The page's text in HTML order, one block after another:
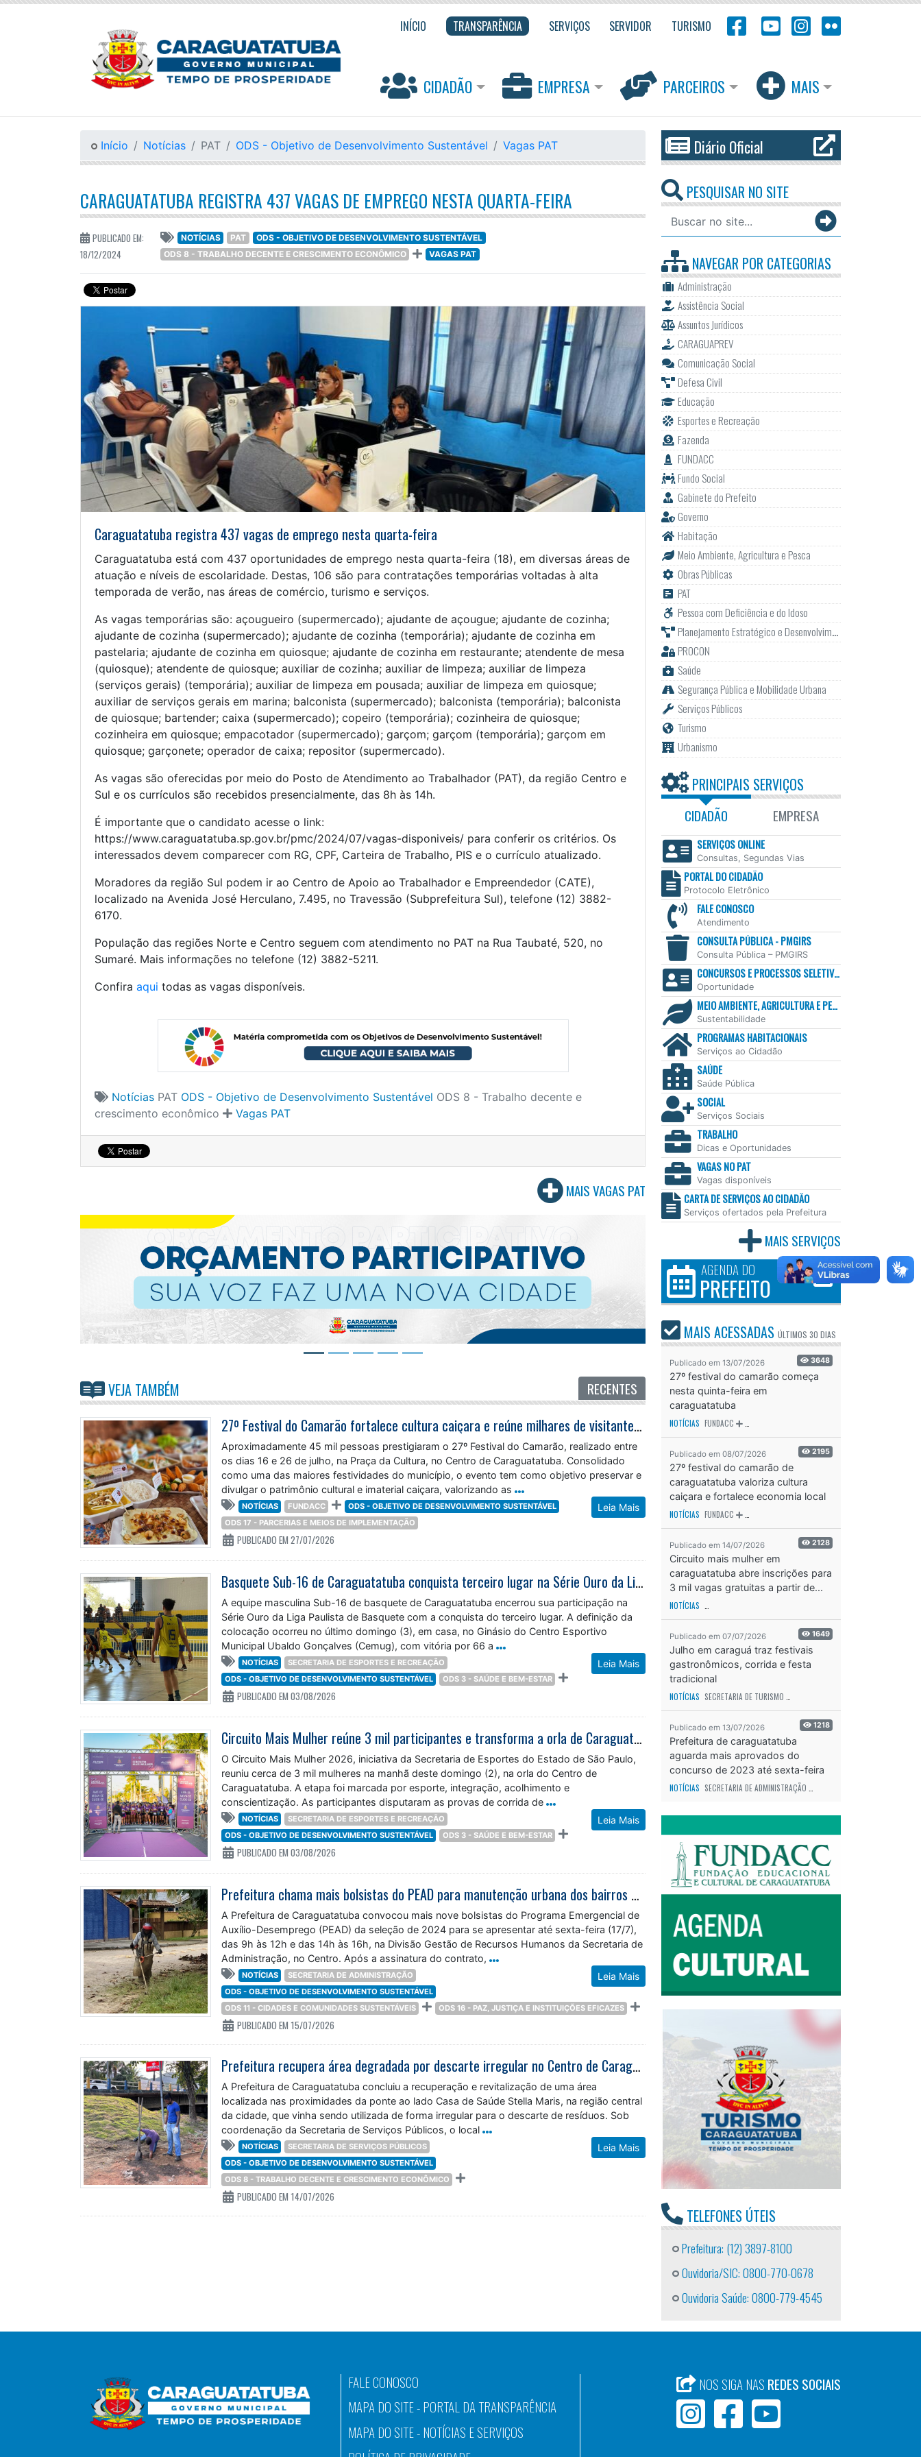
INÍCIO TRANSPARÊNCIA SERVIÇOS SERVIDOR TURISMO
CIDADÃO EMPRESA PARCEIROS MAIS
Início Notícias PAT ODS - Objetivo de Desenvolvimento Sustentável Vagas PAT
CARAGUATATUBA REGISTRA 437 VAGAS DE EMPREGO NESTA QUARTA-FEIRA
PUBLICADO EM:
18/12/2024
NOTÍCIAS PAT
ODS - OBJETIVO DE DESENVOLVIMENTO SUSTENTÁVEL
ODS 8 - TRABALHO DECENTE E CRESCIMENTO ECONÔMICO
VAGAS PAT
Caraguatatuba registra 437 vagas de emprego nesta quarta-feira
Caraguatatuba está com 437 oportunidades de emprego nesta quarta-feira (18), em diversas áreas de
atuação e níveis de escolaridade. Destas, 106 são para contratações temporárias voltadas à alta
temporada de verão, nas áreas de comércio, turismo e serviços.
As vagas temporárias são: açougueiro (supermercado); ajudante de açougue; ajudante de cozinha;
ajudante de cozinha (supermercado); ajudante de cozinha (temporária); ajudante de cozinha em
pastelaria; ajudante de cozinha em quiosque; ajudante de cozinha em restaurante; atendente de mesa
(quiosque); atendente de quiosque; auxiliar de cozinha; auxiliar de limpeza; auxiliar de limpeza
(serviços gerais) (temporária); auxiliar de limpeza em pousada; auxiliar de limpeza em quiosque;
auxiliar de serviços gerais em marina; balconista (supermercado); balconista (temporária); balconista
de quiosque; bartender; caixa (supermercado); copeiro (temporária); cozinheira de quiosque;
cozinheira em quiosque; empacotador (supermercado); garçom; garçom (temporária); garçom em
quiosque; garçonete; operador de caixa; repositor (supermercado).
As vagas são oferecidas por meio do Posto de Atendimento ao Trabalhador (PAT), da região Centro e
Sul e os currículos são recebidos presencialmente, das 8h às 14h.
É importante que o candidato acesse o link:
https://www.caraguatatuba.sp.gov.br/pmc/2024/07/vagas-disponiveis/ para conferir os critérios. Os
interessados devem comparecer com RG, CPF, Carteira de Trabalho, PIS e o currículo atualizado.
Moradores da região Sul podem ir ao Centro de Apoio ao Trabalhador e Empreendedor (CATE),
localizado na Avenida José Herculano, 7.495, no Travessão (Subprefeitura Sul), telefone (12) 3882-
6170.
População das regiões Norte e Centro seguem com atendimento no PAT na Rua Taubaté, 520, no
Sumaré. Mais informações no telefone (12) 3882-5211.
Confira aqui todas as vagas disponíveis.
Notícias PAT ODS - Objetivo de Desenvolvimento Sustentável ODS 8 - Trabalho decente e
crescimento econômico
Vagas PAT
MAIS VAGAS PAT
VEJA TAMBÉM RECENTES
27º Festival do Camarão fortalece cultura caiçara e reúne milhares de visitantes em Caraguatatuba
Aproximadamente 45 mil pessoas prestigiaram o 27º Festival do Camarão, realizado entre
os dias 16 e 26 de julho, na Praça da Cultura, no Centro de Caraguatatuba. Consolidado
como uma das maiores festividades do município, o evento tem como objetivo preservar e
divulgar o patrimônio cultural e imaterial caiçara, valorizando as
Leia Mais
NOTÍCIAS FUNDACC
ODS - OBJETIVO DE DESENVOLVIMENTO SUSTENTÁVEL
ODS 17 - PARCERIAS E MEIOS DE IMPLEMENTAÇÃO
PUBLICADO EM 27/07/2026
Basquete Sub-16 de Caraguatatuba conquista terceiro lugar na Série Ouro da Liga Paulista
A equipe masculina Sub-16 de basquete de Caraguatatuba encerrou sua participação na
Série Ouro da Liga Paulista de Basquete com a conquista do terceiro lugar. A definição da
colocação ocorreu no último domingo (3), em casa, no Ginásio do Centro Esportivo
Municipal Ubaldo Gonçalves (Cemug), com vitória por 66 a
Leia Mais
NOTÍCIAS
SECRETARIA DE ESPORTES E RECREAÇÃO
ODS - OBJETIVO DE DESENVOLVIMENTO SUSTENTÁVEL
ODS 3 - SAÚDE E BEM-ESTAR
PUBLICADO EM 03/08/2026
Circuito Mais Mulher reúne 3 mil participantes e transforma a orla de Caraguatatuba em um grande movimento de valorização da mulher
O Circuito Mais Mulher 2026, iniciativa da Secretaria de Esportes do Estado de São Paulo,
reuniu cerca de 3 mil mulheres na manhã deste domingo (2), na orla do Centro de
Caraguatatuba. A etapa foi marcada por esporte, integração, acolhimento e
conscientização. As participantes disputaram as provas de corrida de
Leia Mais
NOTÍCIAS
SECRETARIA DE ESPORTES E RECREAÇÃO
ODS - OBJETIVO DE DESENVOLVIMENTO SUSTENTÁVEL
ODS 3 - SAÚDE E BEM-ESTAR
PUBLICADO EM 03/08/2026
Prefeitura chama mais bolsistas do PEAD para manutenção urbana dos bairros de Caraguatatuba
A Prefeitura de Caraguatatuba convocou mais nove bolsistas do Programa Emergencial de
Auxílio-Desemprego (PEAD) da seleção de 2024 para se apresentar até sexta-feira (17/7),
das 9h às 12h e das 14h às 16h, na Divisão Gestão de Recursos Humanos da Secretaria de
Administração, no Centro. Após a assinatura do contrato,
Leia Mais
NOTÍCIAS
SECRETARIA DE ADMINISTRAÇÃO
ODS - OBJETIVO DE DESENVOLVIMENTO SUSTENTÁVEL
ODS 11 - CIDADES E COMUNIDADES SUSTENTÁVEIS
ODS 16 - PAZ, JUSTIÇA E INSTITUIÇÕES EFICAZES
PUBLICADO EM 15/07/2026
Prefeitura recupera área degradada por descarte irregular no Centro de Caraguatatuba
A Prefeitura de Caraguatatuba concluiu a recuperação e revitalização de uma área
localizada nas proximidades da ponte ao lado Casa de Saúde Stella Maris, na região central
da cidade, que vinha sendo utilizada de forma irregular para o descarte de resíduos. Sob
coordenação da Secretaria de Serviços Públicos, o local
Leia Mais
NOTÍCIAS
SECRETARIA DE SERVIÇOS PÚBLICOS
ODS - OBJETIVO DE DESENVOLVIMENTO SUSTENTÁVEL
ODS 8 - TRABALHO DECENTE E CRESCIMENTO ECONÔMICO
PUBLICADO EM 14/07/2026
Diário Oficial
PESQUISAR NO SITE
NAVEGAR PORCATEGORIAS
Administração
Assistência Social
Assuntos Jurídicos
CARAGUAPREV
Comunicação Social
Defesa Civil
Educação
Esportes e Recreação
Fazenda
FUNDACC
Fundo Social
Gabinete do Prefeito
Governo
Habitação
Meio Ambiente, Agricultura e Pesca
Obras Públicas
PAT
Pessoa com Deficiência e do Idoso
Planejamento Estratégico e Desenvolvimento
PROCON
Saúde
Segurança Pública e Mobilidade Urbana
Serviços Públicos
Turismo
Urbanismo
PRINCIPAIS SERVIÇOS
CIDADÃO EMPRESA
SERVIÇOS ONLINE
Consultas, Segundas Vias
PORTAL DO CIDADÃO
Protocolo Eletrônico
FALE CONOSCO
Atendimento
CONSULTA PÚBLICA - PMGIRS
Consulta Pública – PMGIRS
CONCURSOS E PROCESSOS SELETIVOS
Oportunidade
MEIO AMBIENTE, AGRICULTURA E PESCA
Sustentabilidade
PROGRAMAS HABITACIONAIS
Serviços ao Cidadão
SAÚDE
Saúde Pública
SOCIAL
Serviços Sociais
TRABALHO
Dicas e Oportunidades
VAGAS NO PAT
Vagas disponíveis
CARTA DE SERVIÇOS AO CIDADÃO
Serviços ofertados pela Prefeitura
MAIS SERVIÇOS
AGENDA DO
PREFEITO
MAIS ACESSADAS ÚLTIMOS 30 DIAS
Publicado em 13/07/2026 3648
27º festival do camarão começa
nesta quinta-feira em
caraguatatuba
NOTÍCIAS FUNDACC
Publicado em 08/07/2026 2195
27º festival do camarão de
caraguatatuba valoriza cultura
caiçara e fortalece economia local
NOTÍCIAS FUNDACC
Publicado em 14/07/2026 2128
Circuito mais mulher em
caraguatatuba abre inscrições para
3 mil vagas gratuitas a partir de...
NOTÍCIAS
Publicado em 07/07/2026 1649
Julho em caraguá traz festivais
gastronômicos, corrida e festa
tradicional
NOTÍCIAS SECRETARIA DE TURISMO
Publicado em 13/07/2026 1218
Prefeitura de caraguatatuba
aguarda mais aprovados do
concurso de 2023 até sexta-feira
(17)
NOTÍCIAS SECRETARIA DE ADMINISTRAÇÃO
TELEFONES ÚTEIS
Prefeitura: (12) 3897-8100
Ouvidoria/SIC: 0800-770-0678
Ouvidoria Saúde: 0800-779-4545
FALE CONOSCO
MAPA DO SITE - PORTAL DA TRANSPARÊNCIA
MAPA DO SITE - NOTÍCIAS E SERVIÇOS
NOS SIGA NAS REDES SOCIAIS